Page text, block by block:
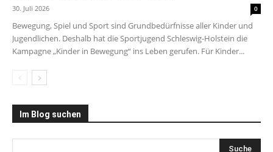
30. Juli 2026 0
Bewegung, Spiel und Sport sind Grundbedürfnisse aller Kinder und
Jugendlichen. Deshalb hat die Sportjugend Schleswig-Holstein die
Kampagne „Kinder in Bewegung“ ins Leben gerufen. Für Kinder...
Im Blog suchen